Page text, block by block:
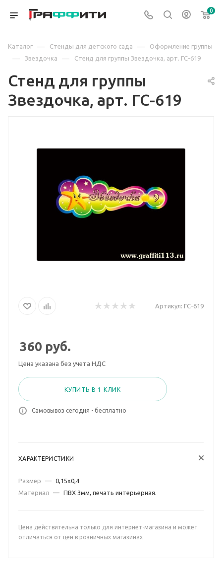
0
Каталог — Стенды для детского сада — Оформление группы
— Звездочка — Стенд для группы Звездочка, арт. ГС-619
Стенд для группы
Звездочка, арт. ГС-619
Артикул: ГС-619
360 руб.
Цена указана без учета НДС
КУПИТЬ В 1 КЛИК
Самовывоз сегодня - бесплатно
ХАРАКТЕРИСТИКИ
Размер — 0,15х0,4
Материал
— ПВХ 3мм, печать интерьерная.
Цена действительна только для интернет-магазина и может
отличаться от цен в розничных магазинах